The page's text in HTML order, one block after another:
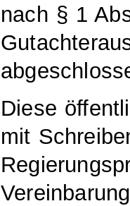
nach § 1
Diese
mit